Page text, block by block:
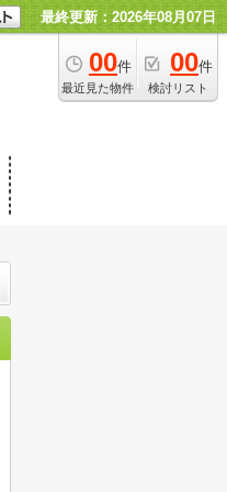
最終更新：2026年08月07日
00件
最近見た物件
00件
検討リスト